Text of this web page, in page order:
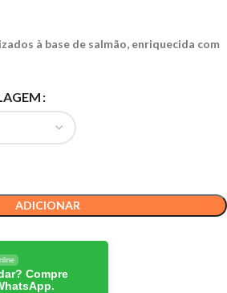
à base de salmão, enriquecida com
ADICIONAR
Compre